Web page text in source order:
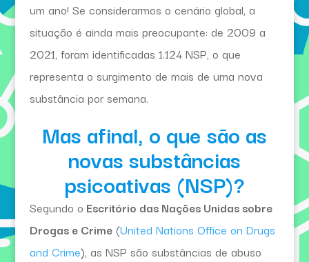
um ano! Se considerarmos o cenário global, a
situação é ainda mais preocupante: de 2009 a
2021, foram identificadas 1.124 NSP, o que
representa o surgimento de mais de uma nova
substância por semana.
Mas afinal, o que são as
novas substâncias
psicoativas (NSP)?
Segundo o Escritório das Nações Unidas sobre
Drogas e Crime(United Nations Office on Drugs
and Crime), as NSP são substâncias de abuso